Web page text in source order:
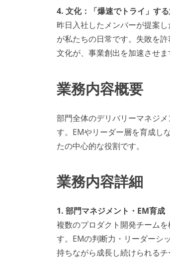
4. 文化：「爆速でトライ」す
昨日入社したメンバーが提案
が私たちの日常です。失敗を
文化が、事業創出を加速させま
業務内容概要
部門全体のデリバリーマネジ
す。EMやリーダー層を育成し
たの中心的な役割です。
業務内容詳細
1. 部門マネジメント・EM育成
複数のプロダクト開発チーム
す。EMの判断力・リーダーシ
持ちながら成長し続けられるチ